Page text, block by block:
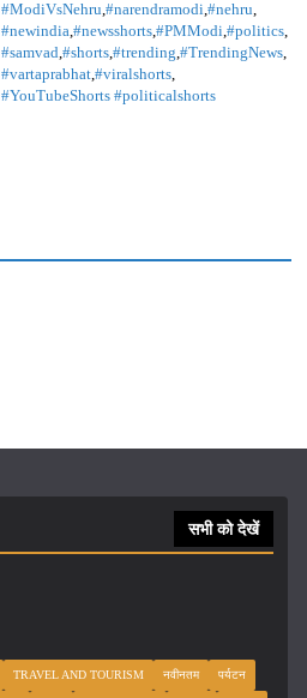
#ModiVsNehru #narendramodi #nehru
#newindia #newsshorts, #PMModi #politics,
#samvad #shorts, #trending #TrendingNews,
#vartaprabhat, #viralshorts,
#YouTubeShorts #politicalshorts
सभी को देखें
TRAVEL AND TOURISM नवीनतम पर्यटन